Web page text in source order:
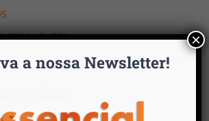
FREQUENTES
a nossa Newsletter!
×